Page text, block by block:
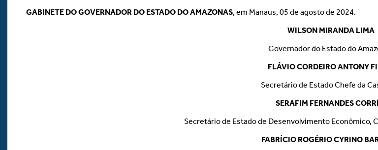
GABINETE DO GOVERNADOR DO ESTADO DO AMAZONAS, em Manaus, 05 de agosto de 2024.
WILSON MIRANDA LIMA
Governador do Estado do
FLÁVIO CORDEIRO ANTONY
Secretário de Estado Chefe da
SERAFIM FERNANDES
Secretário de Estado de Desenvolvimento Econômico,
FABRÍCIO ROGÉRIO CYRINO